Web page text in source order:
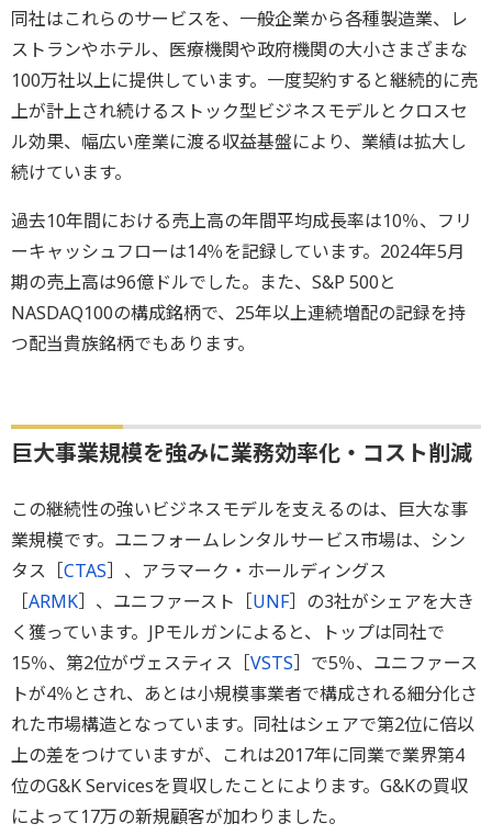
同社はこれらのサービスを、一般企業から各種製造業、レ
ストランやホテル、医療機関や政府機関の大小さまざまな
100万社以上に提供しています。一度契約すると継続的に売
上が計上され続けるストック型ビジネスモデルとクロスセ
ル効果、幅広い産業に渡る収益基盤により、業績は拡大し
続けています。
過去10年間における売上高の年間平均成長率は10％、フリ
ーキャッシュフローは14％を記録しています。2024年5月
期の売上高は96億ドルでした。また、S&P 500と
NASDAQ100の構成銘柄で、25年以上連続増配の記録を持
つ配当貴族銘柄でもあります。
巨大事業規模を強みに業務効率化・コスト削減
この継続性の強いビジネスモデルを支えるのは、巨大な事
業規模です。ユニフォームレンタルサービス市場は、シン
タス［CTAS］、アラマーク・ホールディングス
［ARMK］、ユニファースト［UNF］の3社がシェアを大き
く獲っています。JPモルガンによると、トップは同社で
15％、第2位がヴェスティス［VSTS］で5％、ユニファース
トが4％とされ、あとは小規模事業者で構成される細分化さ
れた市場構造となっています。同社はシェアで第2位に倍以
上の差をつけていますが、これは2017年に同業で業界第4
位のG&K Servicesを買収したことによります。G&Kの買収
によって17万の新規顧客が加わりました。